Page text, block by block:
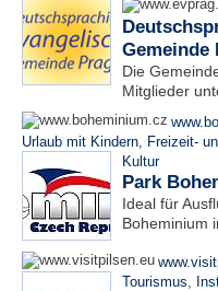
Gemeinde
Die
Mitglieder
Urlaub mit Kindern, Freizeit-
Kultur
Park
Ideal für
Boheminium
Tourismus,